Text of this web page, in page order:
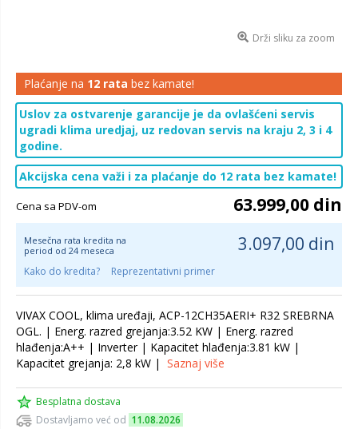
Drži sliku za zoom
Plaćanje na 12 rata bez kamate!
Uslov za ostvarenje garancije je da ovlašćeni servis
ugradi klima uredjaj, uz redovan servis na kraju 2, 3 i 4
godine.
Akcijska cena važi i za plaćanje do 12 rata bez kamate!
Cena sa PDV-om 63.999,00 din
Mesečna rata kredita na
period od 24 meseca
3.097,00 din
Kako do kredita? Reprezentativni primer
VIVAX COOL, klima uređaji, ACP-12CH35AERI+ R32 SREBRNA
OGL. | Energ. razred grejanja:3.52 KW | Energ. razred
hlađenja:A++ | Inverter | Kapacitet hlađenja:3.81 kW |
Kapacitet grejanja: 2,8 kW | Saznaj više
Besplatna dostava
Dostavljamo već od 11.08.2026